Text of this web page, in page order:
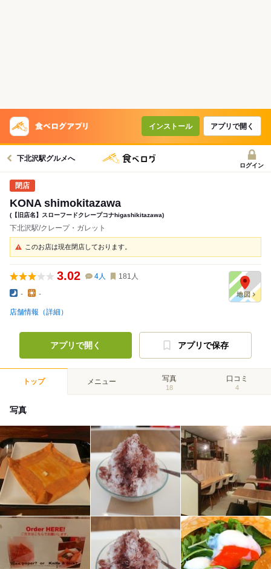
インストール アプリで開く
下北沢駅グルメへ
ログイン
KONA shimokitazawa
(【旧店名】スローフードクレープコナhigashikitazawa)
下北沢駅/クレープ・ガレット
このお店は現在閉店しております。
3.02 4人 181 人
- -
店舗情報（詳細）
アプリで開く アプリで保存
トップ メニュー 写真
18
口コミ
4
写真